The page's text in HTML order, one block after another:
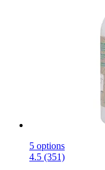
5 options
4.5 (351)